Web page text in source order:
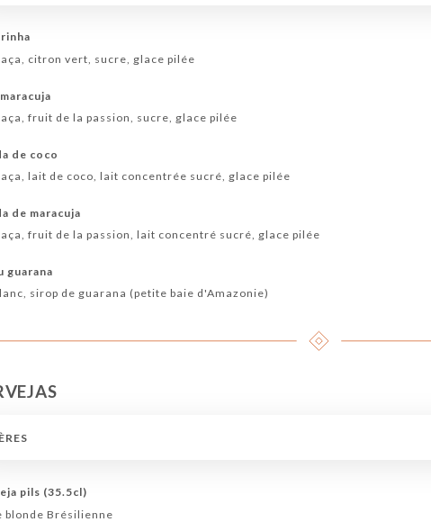
citron vert, sucre, glace pilée
fruit de la passion, sucre, glace pilée
de coco
lait de coco, lait concentrée sucré, glace pilée
de maracuja
fruit de la passion, lait concentré sucré, glace pilée
guarana
sirop de guarana (petite baie d'Amazonie)
pils (35.5cl)
blonde Brésilienne